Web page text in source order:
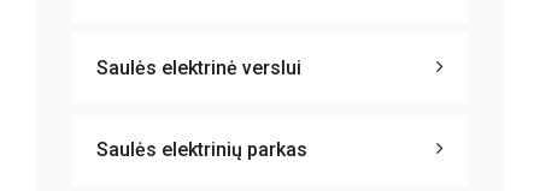
Saulės elektrinė verslui
Saulės elektrinių parkas